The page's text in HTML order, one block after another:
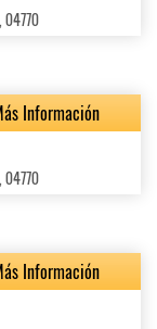
04770
Información
04770
Información